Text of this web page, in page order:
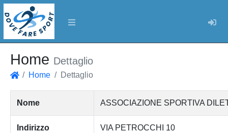
Home Dettaglio
Home Dettaglio
Nome ASSOCIAZIONE SPORTIVA
Indirizzo VIA PETROCCHI 10